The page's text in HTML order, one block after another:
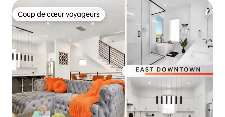
Coup de cœur voyageurs
Coup de cœur voyageurs